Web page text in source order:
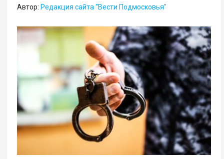
Автор: Редакция сайта "Вести Подмосковья"